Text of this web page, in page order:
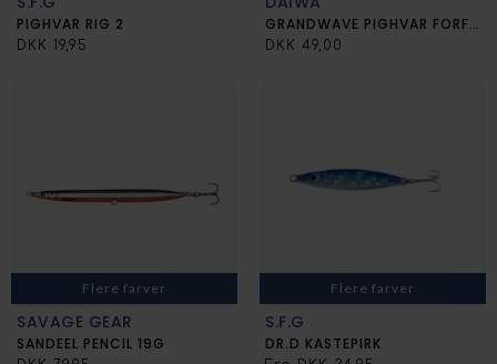
PIGHVAR RIG 2
DKK 19,95
GRANDWAVE PIGHVAR FORFANG
DKK 49,00
Flere farver
SAVAGE GEAR
SANDEEL PENCIL 19G
Flere farver
S.F.G
DR.D KASTEPIRK